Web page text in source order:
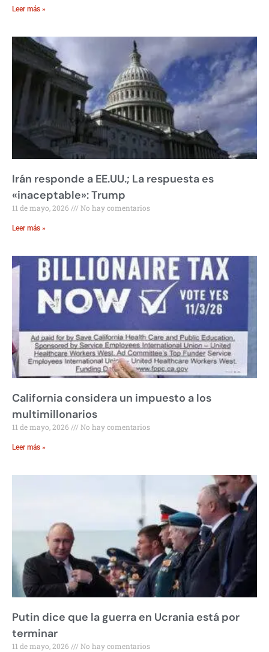
Leer más »
Irán responde a EE.UU.; La respuesta es
«inaceptable»: Trump
11 de mayo, 2026 No hay comentarios
Leer más »
California considera un impuesto a los
multimillonarios
11 de mayo, 2026 No hay comentarios
Leer más »
Putin dice que la guerra en Ucrania está por
terminar
11 de mayo, 2026 No hay comentarios